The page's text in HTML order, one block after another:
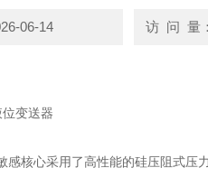
06-14 访 问 量
变送器
感核心采用了高性能的硅压阻式压